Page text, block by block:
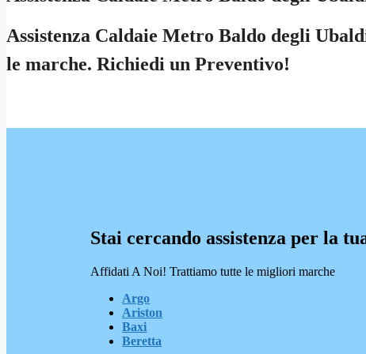
Assistenza Caldaie Metro Baldo degli
le marche. Richiedi un Preventivo!
Stai cercando assistenza per la
Affidati A Noi! Trattiamo tutte le migliori marche
Argo
Ariston
Baxi
Beretta